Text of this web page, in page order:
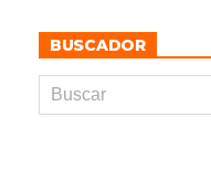
BUSCADOR